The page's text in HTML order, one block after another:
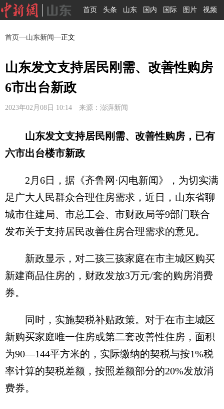
首页 头条 山东 国内 国际 图片 视频
首页—山东新闻—正文
山东发文支持居民刚需、改善性购房
6市出台新政
2023年02月08日 10:14 来源：澎湃新闻
山东发文支持居民刚需、改善性购房，已有
六市出台楼市新政
2月6日，据《齐鲁网·闪电新闻》，为切实满
足广大人民群众合理住房需求，近日，山东省聊
城市住建局、市总工会、市财政局等9部门联合
发布关于支持居民改善住房合理需求的意见。
新政显示，对二孩三孩家庭在市主城区购买
新建商品住房的，财政发放3万元/套的购房消费
券。
同时，实施契税补贴政策。对于在市主城区
新购买家庭唯一住房或第二套改善性住房，面积
为90—144平方米的，实际缴纳的契税与按1%税
率计算的契税差额，按照差额部分的20%发放消
费券。